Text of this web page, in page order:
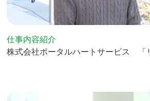
仕事内容紹介
株式会社ポータルハートサービス 「